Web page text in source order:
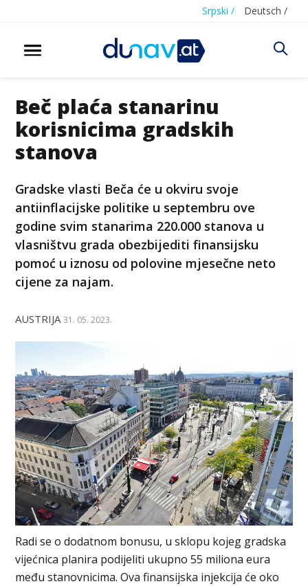
Srpski / Deutsch /
Beč plaća stanarinu
korisnicima gradskih
stanova
Gradske vlasti Beča će u okviru svoje
antiinflacijske politike u septembru ove
godine svim stanarima 220.000 stanova u
vlasništvu grada obezbijediti finansijsku
pomoć u iznosu od polovine mjesečne neto
cijene za najam.
AUSTRIJA 31. 05. 2023.
Radi se o dodatnom bonusu, u sklopu kojeg gradska
vijećnica planira podijeliti ukupno 55 miliona eura
među stanovnicima. Ova finansijska injekcija će oko